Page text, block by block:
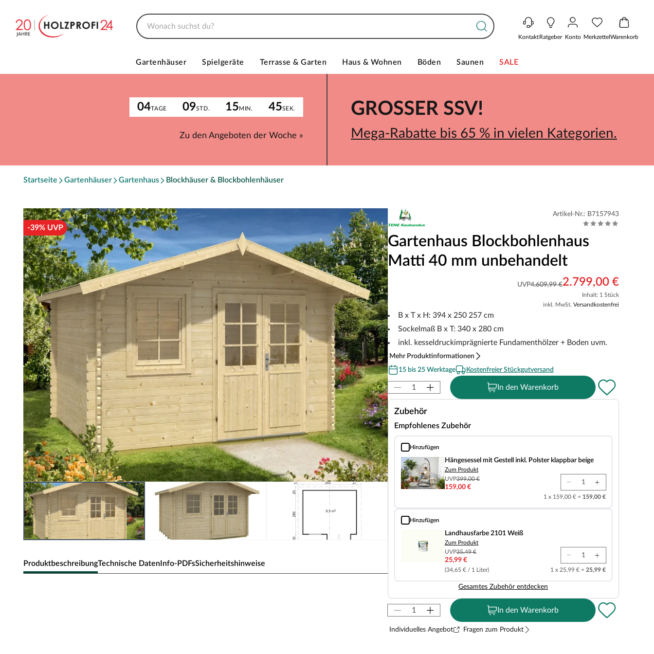
KontaktRatgeber Konto MerkzettelWarenkorb
Gartenhäuser Spielgeräte Terrasse & Garten Haus & Wohnen Böden Saunen SALE
04TAGE 09STD. 15MIN. 45SEK.
Zu den Angeboten der Woche »
GROSSER SSV!
Mega-Rabatte bis 65 % in vielen Kategorien.
Startseite Gartenhäuser Gartenhaus Blockhäuser & Blockbohlenhäuser
-39% UVP
ProduktbeschreibungTechnische DatenInfo-PDFsSicherheitshinweise
Artikel-Nr.: B7157943
Gartenhaus Blockbohlenhaus
Matti 40 mm unbehandelt
UVP4.609,99 €2.799,00 €
Inhalt: 1 Stück
inkl. MwSt. Versandkostenfrei
B x T x H: 394 x 250 257 cm
Sockelmaß B x T: 340 x 280 cm
inkl. kesseldruckimprägnierte Fundamenthölzer + Boden uvm.
Mehr Produktinformationen
15 bis 25 Werktage
Kostenfreier Stückgutversand
In den Warenkorb
Zubehör
Empfohlenes Zubehör
Hinzufügen
Hängesessel mit Gestell inkl. Polster klappbar beige
Hängesessel mit Gestell inkl. Polster klappbar beige
Zum Produkt
UVP399,00 €
159,00 €
1 x 159,00 € = 159,00 €
Hinzufügen
Landhausfarbe 2101 Weiß
Landhausfarbe 2101 Weiß
Zum Produkt
UVP35,49 €
25,99 €
(34,65 € / 1 Liter) 1 x 25,99 € = 25,99 €
Gesamtes Zubehör entdecken
In den Warenkorb
Individuelles Angebot Fragen zum Produkt